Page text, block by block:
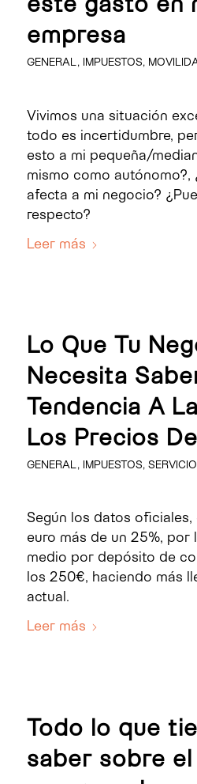
empresa
GENERAL , IMPUESTOS,
Vivimos una situación
todo es incertidumbre,
esto a mi pequeña/
mismo como autónomo?,
afecta a mi negocio?
respecto?
Leer más
Lo Que Tu
Necesita
Tendencia A
Los Precios
GENERAL , IMPUESTOS,
Según los datos
euro más de un 25%, por
medio por depósito de
los 250€, haciendo más
actual.
Leer más
Todo lo que
saber sobre el